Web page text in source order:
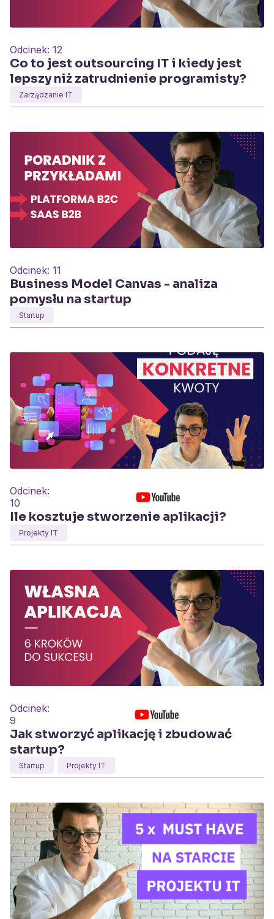
Odcinek: 12
Co to jest outsourcing IT i kiedy jest
lepszy niż zatrudnienie programisty?
Zarządzanie IT
Odcinek: 11
Business Model Canvas - analiza
pomysłu na startup
Startup
Odcinek:
10
Ile kosztuje stworzenie aplikacji?
Projekty IT
Odcinek:
9
Jak stworzyć aplikację i zbudować
startup?
Startup Projekty IT